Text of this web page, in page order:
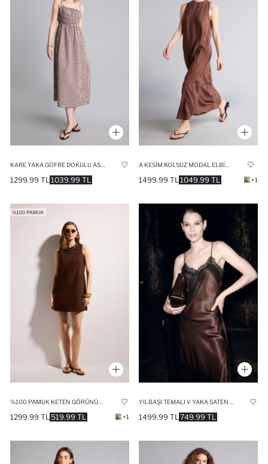
KARE YAKA GOFRE DOKULU ASKILI MAXI ELBISE
1039.99 TL
1299.99 TL
A KESIM KOLSUZ MODAL ELBISE
1049.99 TL
1499.99 TL +1
519.99 TL
1299.99 TL +1 749.99 TL
1499.99 TL